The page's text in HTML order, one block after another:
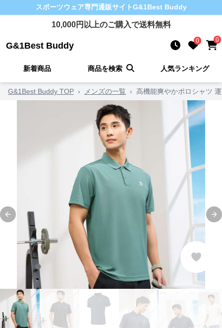
スポーツウェア専門通販サイトG&1Best Buddy
10,000円以上のご購入で送料無料
G&1Best Buddy 0 0
新着商品 商品を検索 人気ランキング
G&1Best Buddy TOP › メンズの一覧 › 高機能爽やかポロシャツ
Previous slide